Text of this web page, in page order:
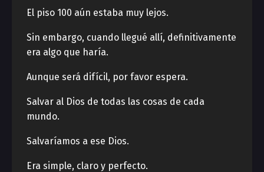
El piso 100 aún estaba muy lejos.
Sin embargo, cuando llegué allí, definitivamente
era algo que haría.
Aunque será difícil, por favor espera.
Salvar al Dios de todas las cosas de cada
mundo.
Salvaríamos a ese Dios.
Era simple, claro y perfecto.